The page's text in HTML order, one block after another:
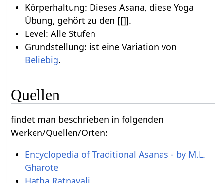
Körperhaltung: Dieses Asana, diese Yoga
Übung, gehört zu den [[]].
Level: Alle Stufen
Grundstellung: ist eine Variation von
Beliebig.
Quellen
findet man beschrieben in folgenden
Werken/Quellen/Orten:
Encyclopedia of Traditional Asanas - by M.L.
Gharote
Hatha Ratnavali